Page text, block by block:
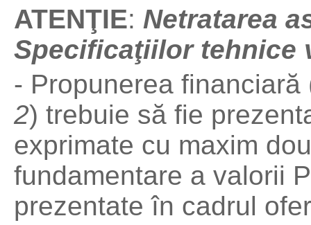
ATENŢIE: Netratarea
Specificaţiilor tehnice
- Propunerea financiară
2) trebuie să fie
exprimate cu maxim
fundamentare a valorii
prezentate în cadrul